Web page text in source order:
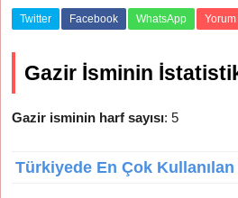
Twitter Facebook WhatsApp
Gazir İsminin
Gazir isminin harf sayısı: 5
Türkiyede En Çok Kullanılan